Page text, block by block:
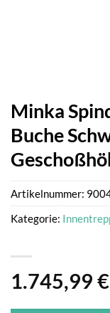
Minka
Buche
1.745,99 €
Artikelnummer:
Kategorie: